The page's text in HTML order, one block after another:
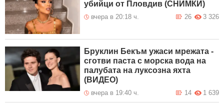
убийци от Пловдив (СНИМКИ)
вчера в 20:18 ч. 3 326
26
Бруклин Бекъм ужаси мрежата -
сготви паста с морска вода на
палубата на луксозна яхта
(ВИДЕО)
вчера в 19:40 ч. 1 639
14